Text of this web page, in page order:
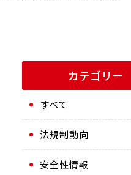
カテゴリー
すべて
法規制動向
安全性情報